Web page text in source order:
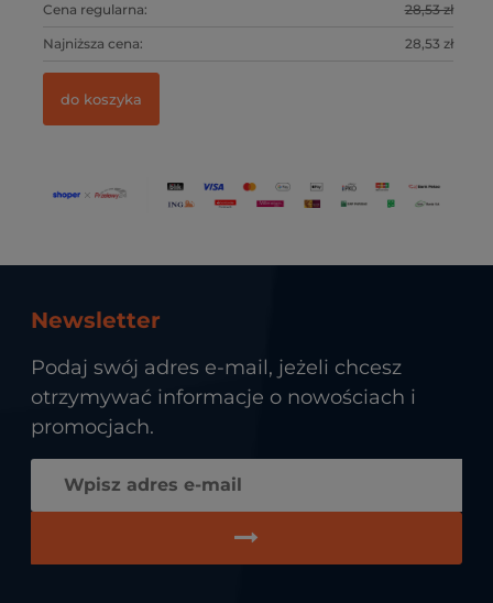
Cena regularna: 28,53 zł
Najniższa cena: 28,53 zł
do koszyka
Newsletter
Podaj swój adres e-mail, jeżeli chcesz
otrzymywać informacje o nowościach i
promocjach.